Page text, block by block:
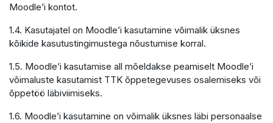
Moodle’i kontot.
1.4. Kasutajatel on Moodle’i kasutamine võimalik üksnes
kõikide kasutustingimustega nõustumise korral.
1.5. Moodle’i kasutamise all mõeldakse peamiselt Moodle’i
võimaluste kasutamist TTK õppetegevuses osalemiseks või
õppetöö läbiviimiseks.
1.6. Moodle’i kasutamine on võimalik üksnes läbi personaalse